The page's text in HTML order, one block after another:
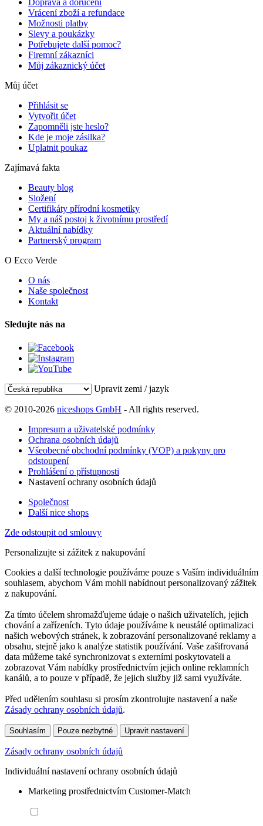
Doprava a doručení
Vrácení zboží a refundace
Možnosti platby
Slevy a poukázky
Potřebujete další pomoc?
Firemní zákazníci
Můj zákaznický účet
Můj účet
Přihlásit se
Vytvořit účet
Zapomněli jste heslo?
Kde je moje zásilka?
Uplatnit poukaz
Zajímavá fakta
Beauty blog
Složení
Certifikáty přírodní kosmetiky
My a náš postoj k životnímu prostředí
Aktuální nabídky
Partnerský program
O Ecco Verde
O nás
Naše společnost
Kontakt
Sledujte nás na
Upravit zemi / jazyk
© 2010-2026 niceshops GmbH - All rights reserved.
Impresum a uživatelské podmínky
Ochrana osobních údajů
Všeobecné obchodní podmínky (VOP) a pokyny pro
odstoupení
Prohlášení o přístupnosti
Nastavení ochrany osobních údajů
Společnost
Další nice shops
Zde odstoupit od smlouvy
Personalizujte si zážitek z nakupování
Cookies a další technologie používáme pouze s Vaším individuálním
souhlasem, abychom Vám mohli nabídnout personalizovaný zážitek
z nakupování.
Za tímto účelem shromažďujeme údaje o našich uživatelích, jejich
chování a zařízeních. Tyto údaje používáme k neustálé optimalizaci
našich webových stránek, k zobrazování personalizované reklamy a
obsahu, stejně jako k analýze statistik používání. Vaše zašifrovaná
data můžeme také synchronizovat s externími poskytovateli a
zobrazovat Vám nabídky prostřednictvím jejich online reklamních
kanálů, a to pouze v případě, že jejich služby již sami využíváte.
Před udělením souhlasu si prosím zkontrolujte nastavení a naše
Zásady ochrany osobních údajů.
Souhlasím Pouze nezbytné Upravit nastavení
Zásady ochrany osobních údajů
Individuální nastavení ochrany osobních údajů
Marketing prostřednictvím Customer-Match